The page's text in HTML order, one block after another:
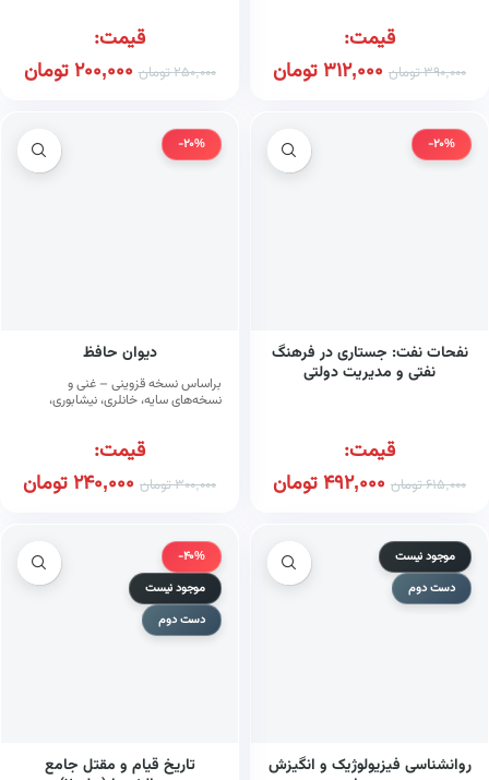
قیمت:
390,000تومان 312,000تومان
قیمت:
250,000تومان 200,000تومان
-20%
نفحات نفت: جستاری در فرهنگ
نفتی و مدیریت دولتی
قیمت:
615,000تومان 492,000تومان
-20%
دیوان حافظ
براساس نسخه قزوینی – غنی و
نسخه‌های سایه، خانلری، نیشابوری،
قیمت:
300,000تومان 240,000تومان
موجود نیست
دست دوم
روانشناسی فیزیولوژیک و انگیزش
-40%
موجود نیست
دست دوم
تاریخ قیام و مقتل جامع